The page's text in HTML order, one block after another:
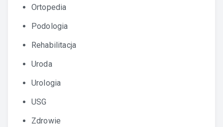
Ortopedia
Podologia
Rehabilitacja
Uroda
Urologia
USG
Zdrowie